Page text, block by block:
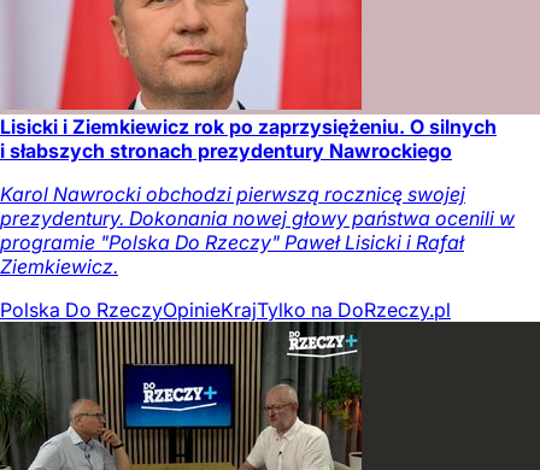
Lisicki i Ziemkiewicz rok po zaprzysiężeniu. O silnych
i słabszych stronach prezydentury Nawrockiego
Karol Nawrocki obchodzi pierwszą rocznicę swojej
prezydentury. Dokonania nowej głowy państwa ocenili w
programie "Polska Do Rzeczy" Paweł Lisicki i Rafał
Ziemkiewicz.
Polska Do RzeczyOpinieKrajTylko na DoRzeczy.pl